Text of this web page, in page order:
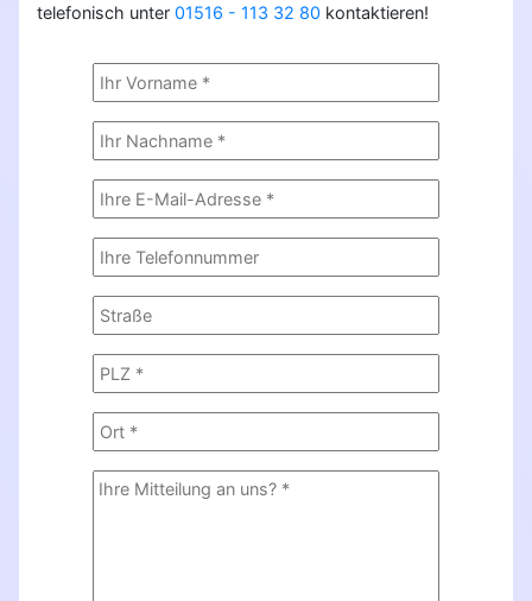
telefonisch unter 01516 - 113 32 80 kontaktieren!